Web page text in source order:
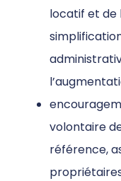
locatif et de
volontaire
référence,